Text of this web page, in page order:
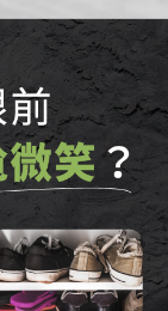
健康 十秒除臭